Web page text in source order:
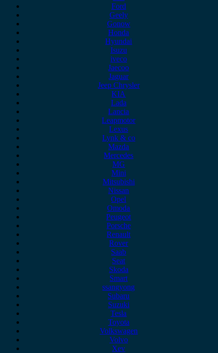
Ford
Geely
Gonow
Honda
Hyundai
Isuzu
iveco
Jaecoo
Jaguar
Jeep Chrysler
KIA
Lada
Lancia
Leapmotor
Lexus
Lynk & co
Mazda
Mercedes
MG
Mini
Mitsubishi
Nissan
Opel
Omoda
Peugeot
Porsche
Renault
Rover
Saab
Seat
Skoda
Smart
ssangyong
Subaru
Suzuki
Tesla
Toyota
Volkswagen
Volvo
Xev